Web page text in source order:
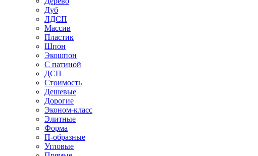
Дуб
ЛДСП
Массив
Пластик
Шпон
Экошпон
С патиной
ДСП
Стоимость
Дешевые
Дорогие
Эконом-класс
Элитные
Форма
П-образные
Угловые